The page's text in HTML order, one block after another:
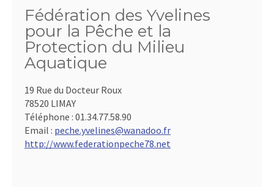
Fédération des Yvelines
pour la Pêche et la
Protection du Milieu
Aquatique
19 Rue du Docteur Roux
78520 LIMAY
Téléphone : 01.34.77.58.90
Email : peche.yvelines@wanadoo.fr
http://www.federationpeche78.net